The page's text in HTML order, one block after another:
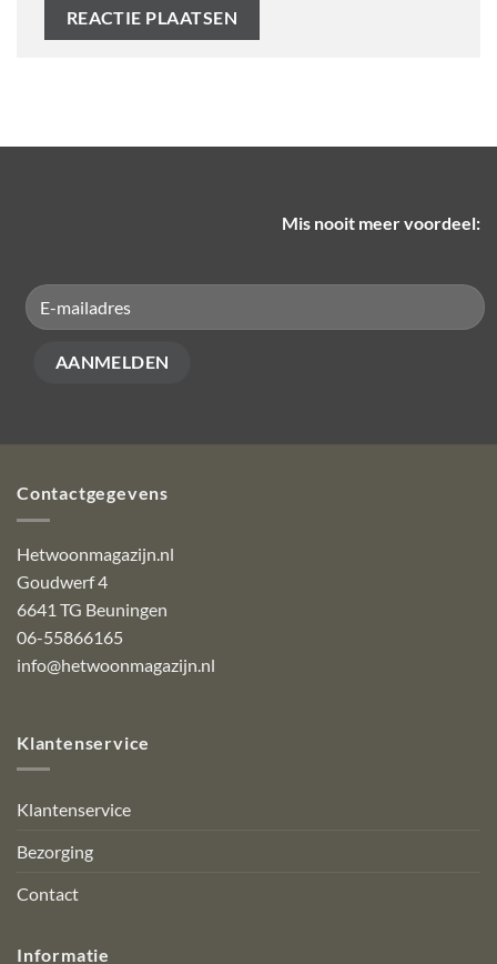
Mis nooit meer voordeel:
Contactgegevens
Hetwoonmagazijn.nl
Goudwerf 4
6641 TG Beuningen
06-55866165
info@hetwoonmagazijn.nl
Klantenservice
Klantenservice
Bezorging
Contact
Informatie